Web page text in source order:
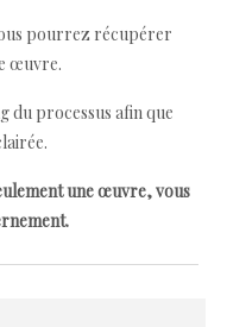
pourrez récupérer
œuvre.
du processus afin que
une œuvre, vous